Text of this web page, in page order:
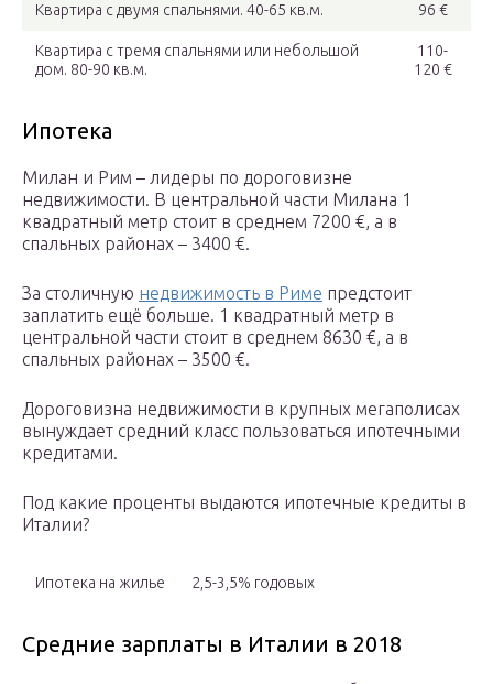
Квартира с двумя спальнями. 40-65 кв.м. 96 €
Квартира с тремя спальнями или небольшой
дом. 80-90 кв.м.
110-
120 €
Ипотека
Милан и Рим – лидеры по дороговизне
недвижимости. В центральной части Милана 1
квадратный метр стоит в среднем 7200 €, а в
спальных районах – 3400 €.
За столичную недвижимость в Риме предстоит
заплатить ещё больше. 1 квадратный метр в
центральной части стоит в среднем 8630 €, а в
спальных районах – 3500 €.
Дороговизна недвижимости в крупных мегаполисах
вынуждает средний класс пользоваться ипотечными
кредитами.
Под какие проценты выдаются ипотечные кредиты в
Италии?
Ипотека на жилье 2,5-3,5% годовых
Средние зарплаты в Италии в 2018